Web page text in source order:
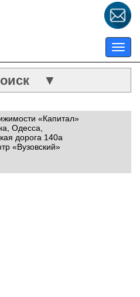
▼
«Капитал»
Одесса,
дорога 140а
«Вузовский»